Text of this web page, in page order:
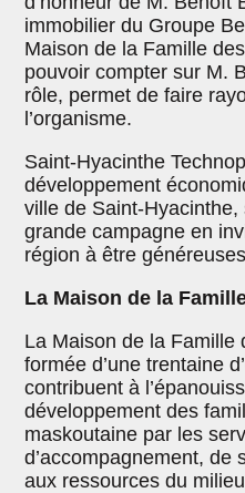
immobilier du Groupe
Maison de la Famille
pouvoir compter sur M.
rôle, permet de faire
l’organisme.
Saint-Hyacinthe
développement
ville de Saint-
grande campagne en
région à être
La Maison de la
La Maison de la Famille
formée d’une trentaine
contribuent à
développement des
maskoutaine par les
d’accompagnement, de
aux ressources du